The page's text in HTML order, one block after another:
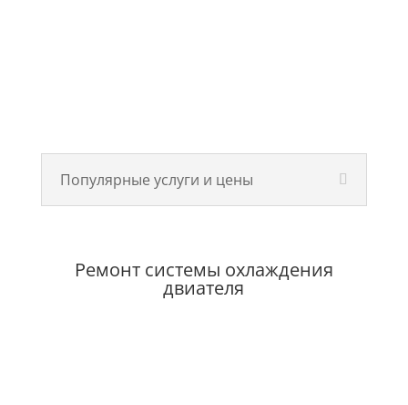
Популярные услуги и цены
Ремонт системы охлаждения
двиателя